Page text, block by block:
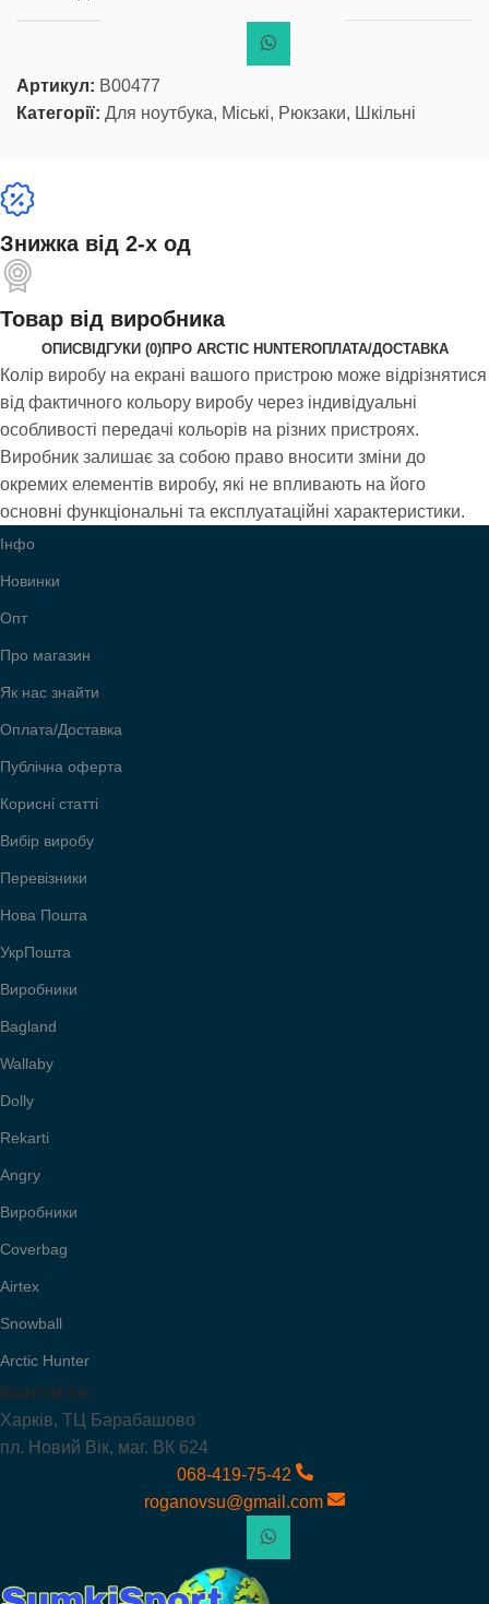
Артикул: В00477
Категорії: Для ноутбука, Міські, Рюкзаки, Шкільні
Знижка від 2-х од
Товар від виробника
ОПИСВІДГУКИ (0)ПРО ARCTIC HUNTERОПЛАТА/ДОСТАВКА
Колір виробу на екрані вашого пристрою може відрізнятися
від фактичного кольору виробу через індивідуальні
особливості передачі кольорів на різних пристроях.
Виробник залишає за собою право вносити зміни до
окремих елементів виробу, які не впливають на його
основні функціональні та експлуатаційні характеристики.
Інфо
Новинки
Опт
Про магазин
Як нас знайти
Оплата/Доставка
Публічна оферта
Корисні статті
Вибір виробу
Перевізники
Нова Пошта
УкрПошта
Виробники
Bagland
Wallaby
Dolly
Rekarti
Angry
Виробники
Coverbag
Airtex
Snowball
Arctic Hunter
Контакти:
Харків, ТЦ Барабашово
пл. Новий Вік, маг. ВК 624
068-419-75-42
roganovsu@gmail.com